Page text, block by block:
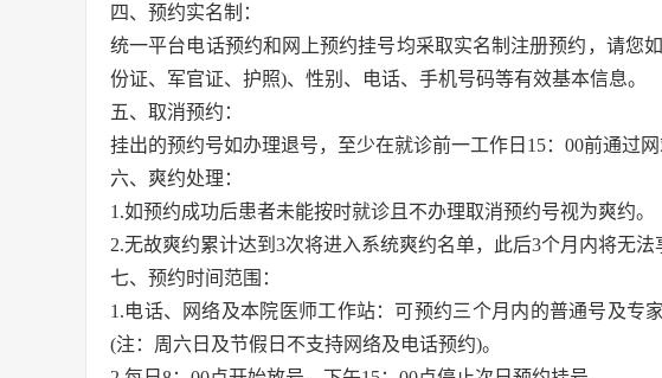
四、预约实名制：
统一平台电话预约和网上预约挂号均采取实名制注册预约，请您
份证、军官证、护照)、性别、电话、手机号码等有效基本信息。
五、取消预约：
挂出的预约号如办理退号，至少在就诊前一工作日15：00前通过
六、爽约处理：
1.如预约成功后患者未能按时就诊且不办理取消预约号视为爽约。
2.无故爽约累计达到3次将进入系统爽约名单，此后3个月内将无法
七、预约时间范围：
1.电话、网络及本院医师工作站：可预约三个月内的普通号及专
(注：周六日及节假日不支持网络及电话预约)。